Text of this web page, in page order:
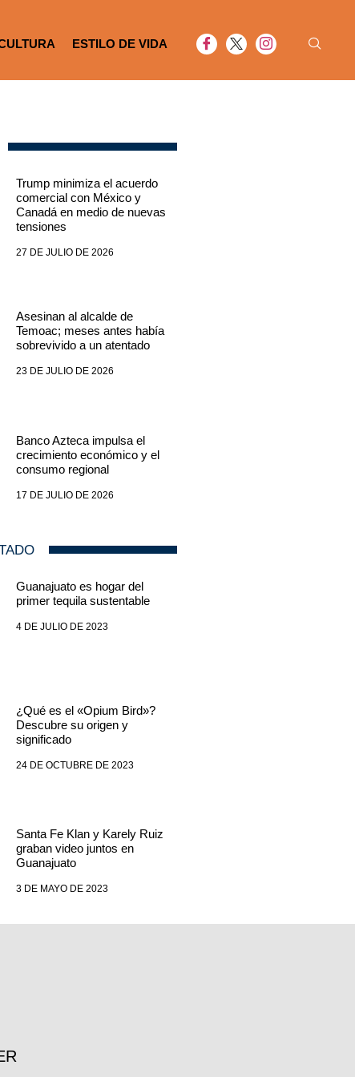
ESTILO DE VIDA
Trump minimiza el acuerdo
comercial con México y
Canadá en medio de nuevas
tensiones
27 DE JULIO DE 2026
Asesinan al alcalde de
Temoac; meses antes había
sobrevivido a un atentado
23 DE JULIO DE 2026
Banco Azteca impulsa el
crecimiento económico y el
consumo regional
17 DE JULIO DE 2026
Guanajuato es hogar del
primer tequila sustentable
4 DE JULIO DE 2023
¿Qué es el «Opium Bird»?
Descubre su origen y
significado
24 DE OCTUBRE DE 2023
Santa Fe Klan y Karely Ruiz
graban video juntos en
Guanajuato
3 DE MAYO DE 2023